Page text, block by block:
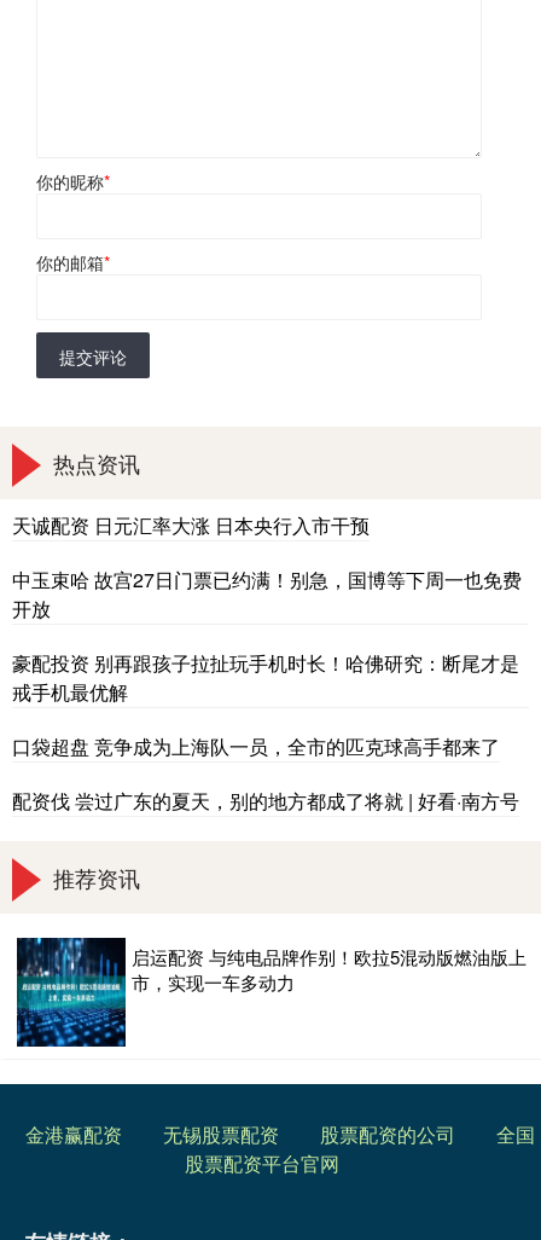
你的昵称*
你的邮箱*
提交评论
热点资讯
天诚配资 日元汇率大涨 日本央行入市干预
中玉束哈 故宫27日门票已约满！别急，国博等下周一也免费
开放
豪配投资 别再跟孩子拉扯玩手机时长！哈佛研究：断尾才是
戒手机最优解
口袋超盘 竞争成为上海队一员，全市的匹克球高手都来了
配资伐 尝过广东的夏天，别的地方都成了将就 | 好看·南方号
推荐资讯
启运配资 与纯电品牌作别！欧拉5混动版燃油版上
市，实现一车多动力
金港赢配资 无锡股票配资 股票配资的公司
全国
股票配资平台官网